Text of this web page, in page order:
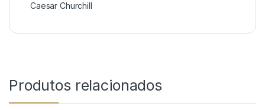
Caesar Churchill
Produtos relacionados